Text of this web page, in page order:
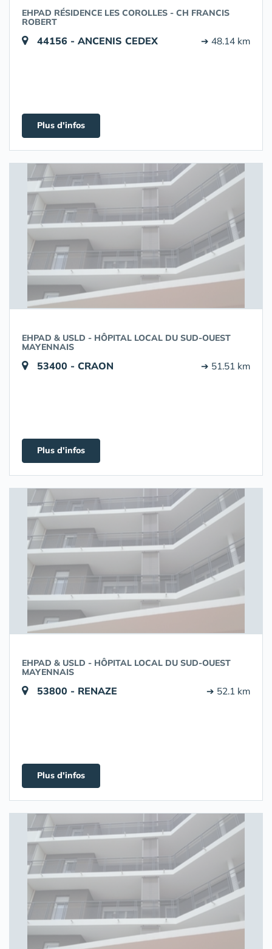
EHPAD RÉSIDENCE LES COROLLES - CH FRANCIS
ROBERT
44156 - ANCENIS CEDEX ➔ 48.14 km
Plus d'infos
EHPAD & USLD - HÔPITAL LOCAL DU SUD-OUEST
MAYENNAIS
53400 - CRAON ➔ 51.51 km
Plus d'infos
EHPAD & USLD - HÔPITAL LOCAL DU SUD-OUEST
MAYENNAIS
53800 - RENAZE ➔ 52.1 km
Plus d'infos